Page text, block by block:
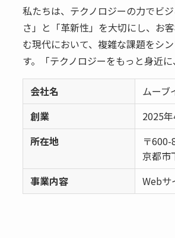
私たちは、テクノロジーの力でビ
さ」と「革新性」を大切にし、お
む現代において、複雑な課題をシ
す。「テクノロジーをもっと身近
会社名
ムーブ
創業
2025
所在地
〒600-
京都市
事業内容
Webサ